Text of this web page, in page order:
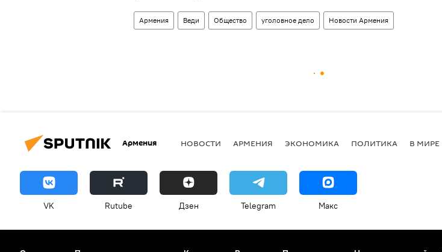
Армения Веди Общество уголовное дело Новости Армения
Армения НОВОСТИ АРМЕНИЯ ЭКОНОМИКА ПОЛИТИКА В МИРЕ
VK Rutube Дзен Telegram Макс